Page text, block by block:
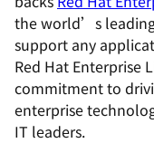
the world’s
support any
Red Hat Enterprise
commitment to
enterprise
IT leaders.